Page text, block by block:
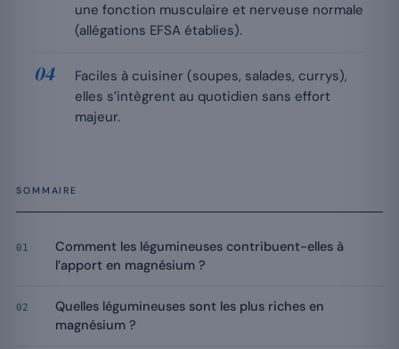
une fonction musculaire et nerveuse normale
(allégations EFSA établies).
Faciles à cuisiner (soupes, salades, currys),
elles s’intègrent au quotidien sans effort
majeur.
SOMMAIRE
01
Comment les légumineuses contribuent-elles à
l’apport en magnésium ?
02
Quelles légumineuses sont les plus riches en
magnésium ?